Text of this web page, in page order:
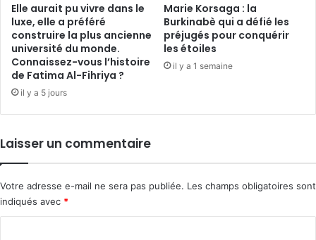
Elle aurait pu vivre dans le
luxe, elle a préféré
construire la plus ancienne
université du monde.
Connaissez-vous l’histoire
de Fatima Al-Fihriya ?
il y a 5 jours
Marie Korsaga : la
Burkinabè qui a défié les
préjugés pour conquérir
les étoiles
il y a 1 semaine
Laisser un commentaire
Votre adresse e-mail ne sera pas publiée. Les champs obligatoires sont
indiqués avec *